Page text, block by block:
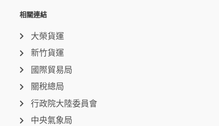
相關連結
大榮貨運
新竹貨運
國際貿易局
關稅總局
行政院大陸委員會
中央氣象局